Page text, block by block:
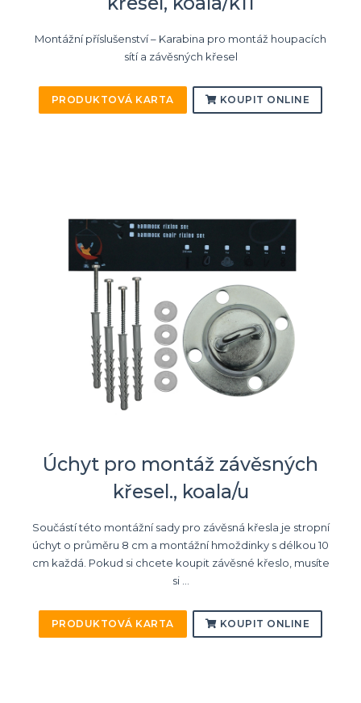
Montážní příslušenství – Karabina pro montáž houpacích
sítí a závěsných křesel
PRODUKTOVÁ KARTA KOUPIT ONLINE
Úchyt pro montáž závěsných
křesel., koala/u
Součástí této montážní sady pro závěsná křesla je stropní
úchyt o průměru 8 cm a montážní hmoždinky s délkou 10
cm každá. Pokud si chcete koupit závěsné křeslo, musíte
si ...
PRODUKTOVÁ KARTA KOUPIT ONLINE